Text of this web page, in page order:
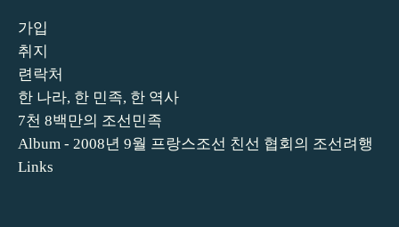
가입
취지
련락처
한 나라, 한 민족, 한 역사
7천 8백만의 조선민족
Album - 2008년 9월 프랑스조선 친선 협회의 조선려행
Links